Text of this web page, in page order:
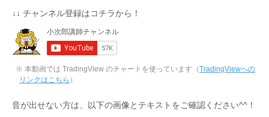
↓↓ チャンネル登録はコチラから！
※ 本動画では TradingView のチャートを使っています（TradingViewへの
リンクはこちら ）
音が出せない方は、以下の画像とテキストをご確認ください^^！